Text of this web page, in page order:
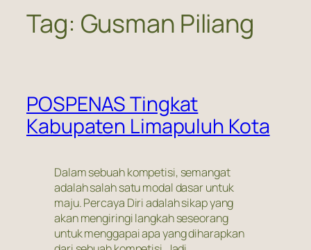
Tag: Gusman Piliang
POSPENAS Tingkat
Kabupaten Limapuluh Kota
Dalam sebuah kompetisi, semangat
adalah salah satu modal dasar untuk
maju. Percaya Diri adalah sikap yang
akan mengiringi langkah seseorang
untuk menggapai apa yang diharapkan